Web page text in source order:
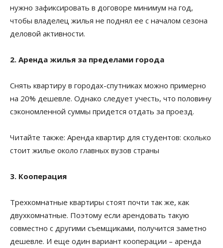
нужно зафиксировать в договоре минимум на год,
чтобы владелец жилья не поднял ее с началом сезона
деловой активности.
2. Аренда жилья за пределами города
Снять квартиру в городах-спутниках можно примерно
на 20% дешевле. Однако следует учесть, что половину
сэкономленной суммы придется отдать за проезд.
Читайте также: Аренда квартир для студентов: сколько
стоит жилье около главных вузов страны
3. Кооперация
Трехкомнатные квартиры стоят почти так же, как
двухкомнатные. Поэтому если арендовать такую ​​
совместно с другими съемщиками, получится заметно
дешевле. И еще один вариант кооперации – аренда